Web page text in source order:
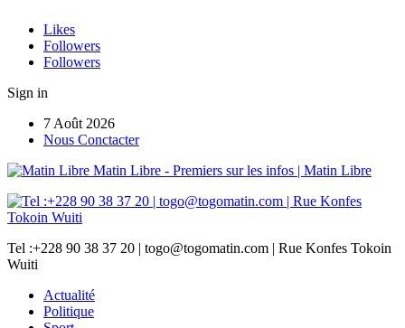
Likes
Followers
Followers
Sign in
7 Août 2026
Nous Conctacter
Matin Libre - Premiers sur les infos | Matin Libre
Tel :+228 90 38 37 20 | togo@togomatin.com | Rue Konfes Tokoin
Wuiti
Actualité
Politique